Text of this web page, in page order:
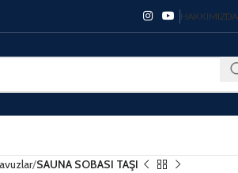
HAKKIMIZDA
SAUNA SOBASI TAŞI